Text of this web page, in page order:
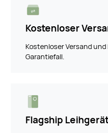
Kostenloser
Kostenloser Versand
Garantiefall.
Flagship